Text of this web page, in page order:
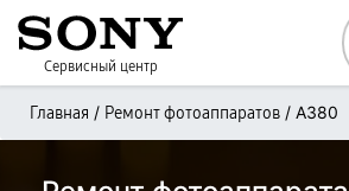
Сервисный центр
Главная / Ремонт фотоаппаратов / A380